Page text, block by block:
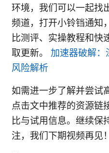
环境，我们可以一起找
频道，打开小铃铛通知
比测评、实操教程和快
取更新。 加速器破解：
风险解析
如需进一步了解并尝试
点击文中推荐的资源链
比与试用信息。继续保
注，我们下期视频再见！